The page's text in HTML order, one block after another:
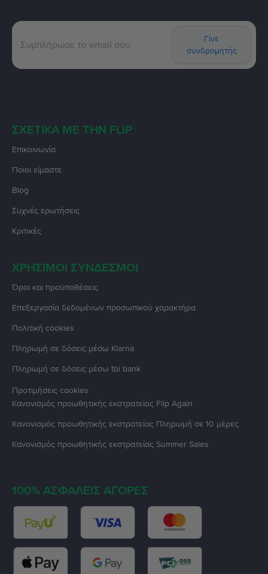
Γίνε
συνδρομητής
ΣΧΕΤΙΚΆ ΜΕ ΤΗΝ FLIP
Επικοινωνία
Ποιοι είμαστε
Blog
Συχνές ερωτήσεις
Κριτικές
ΧΡΉΣΙΜΟΙ ΣΎΝΔΕΣΜΟΙ
Όροι και προϋποθέσεις
Επεξεργασία δεδομένων προσωπικού χαρακτήρα
Πολιτική cookies
Πληρωμή σε δόσεις μέσω Klarna
Πληρωμή σε δόσεις μέσω tbi bank
Προτιμήσεις cookies
Κανονισμός προωθητικής εκστρατείας Flip Again
Κανονισμός προωθητικής εκστρατείας Πληρωμή σε 10 μέρες
Κανονισμός προωθητικής εκστρατείας Summer Sales
100% ΑΣΦΑΛΕΊΣ ΑΓΟΡΈΣ